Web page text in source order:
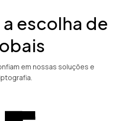
escolha de
em nossas soluções e